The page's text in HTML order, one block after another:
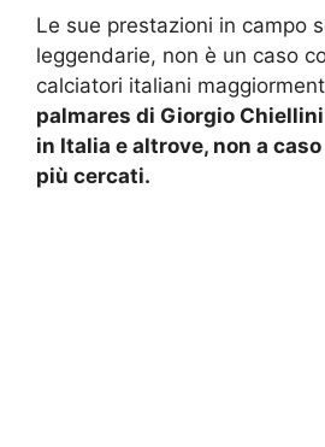
Le sue prestazioni in campo
leggendarie, non è un caso
calciatori italiani
palmares di Giorgio
in Italia e altrove, non a
più cercati.